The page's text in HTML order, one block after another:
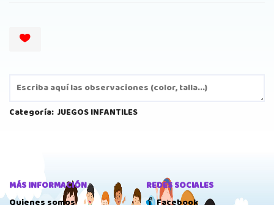
Categoría: JUEGOS INFANTILES
MÁS INFORMACIÓN
REDES SOCIALES